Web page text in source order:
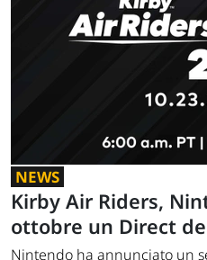
NEWS
Kirby Air Riders,
ottobre un Direct
Nintendo ha annunciato un